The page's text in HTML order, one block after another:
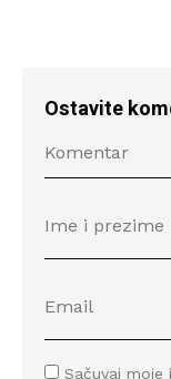
Ostavite
Sačuvaj